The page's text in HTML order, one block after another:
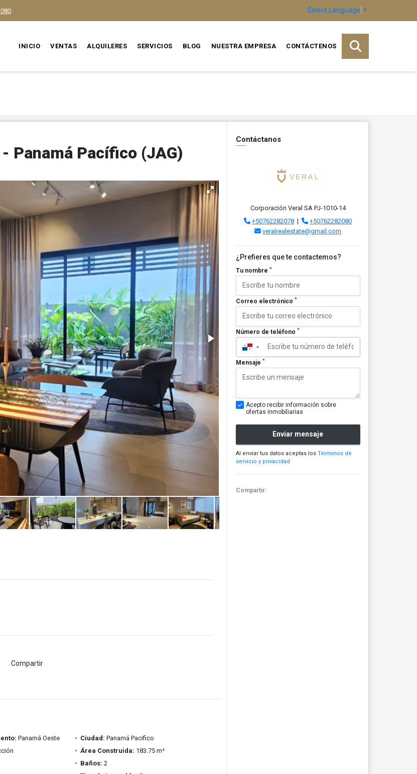
Select Language ▼
INICIO VENTAS ALQUILERES SERVICIOS BLOG NUESTRA EMPRESA CONTÁCTENOS
Panamá Pacífico (JAG)
Compartir
Panamá Oeste Ciudad: Panamá Pacifico
Área Construida: 183.75 m²
Baños: 2
Contáctanos
Corporación Veral SA PJ-1010-14
+50762282078 |
+50762282080
veralrealestate@gmail.com
¿Prefieres que te contactemos?
Tu nombre *
Correo electrónico *
Número de teléfono *
▼
Mensaje *
Acepto recibir información sobre
ofertas inmobiliarias
Enviar mensaje
Al enviar tus datos aceptas los Términos de
servicio y privacidad
Compartir: